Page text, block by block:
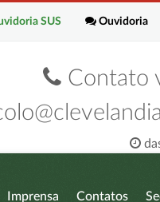
Ouvidoria
SUS
Contato
Imprensa Contatos